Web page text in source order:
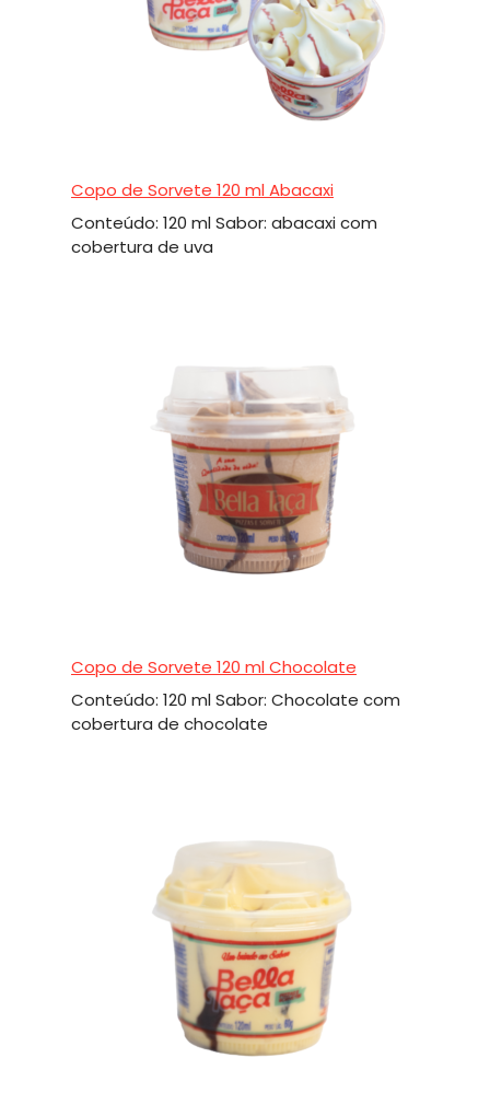
Copo de Sorvete 120 ml Abacaxi
Conteúdo: 120 ml Sabor: abacaxi com
cobertura de uva
Copo de Sorvete 120 ml Chocolate
Conteúdo: 120 ml Sabor: Chocolate com
cobertura de chocolate